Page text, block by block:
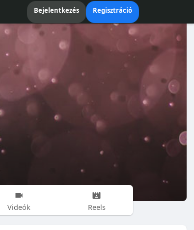
Bejelentkezés Regisztráció
Videók Reels